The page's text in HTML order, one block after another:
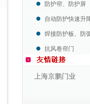
防护帘、防护屏
自动防护快速升
焊接防护板、防
抗风卷帘门
上海京鹏门业